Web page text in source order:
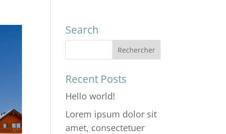
Search
Recent Posts
Hello world!
Lorem ipsum dolor sit
amet, consectetuer